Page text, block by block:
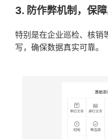
3. 防作弊机制，保
特别是在企业巡检、核销
写，确保数据真实可靠。